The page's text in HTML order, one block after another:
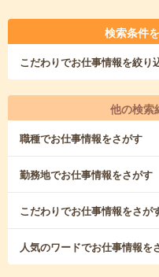
検索条件
こだわりでお仕事情報を絞り
他の検索
職種でお仕事情報をさがす
勤務地でお仕事情報をさがす
こだわりでお仕事情報をさが
人気のワードでお仕事情報を